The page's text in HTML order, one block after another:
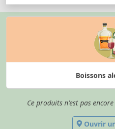
Boissons
Ce produits n'est pas
Ouvrir